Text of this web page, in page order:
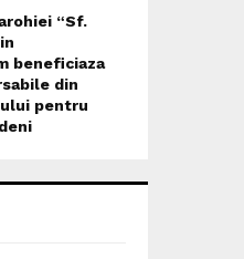
“Sf.
beneficiaza
din
pentru